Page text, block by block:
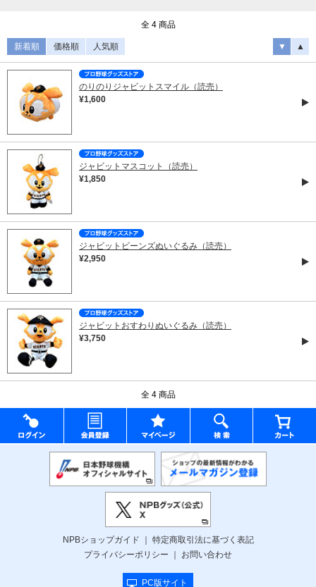
全 4 商品
新着順 価格順 人気順 ▼ ▲
のりのりジャビットスマイル（読売）
¥1,600
ジャビットマスコット（読売）
¥1,850
ジャビットビーンズぬいぐるみ（読売）
¥2,950
ジャビットおすわりぬいぐるみ（読売）
¥3,750
全 4 商品
NPBショップガイド
特定商取引法に基づく表記
プライバシーポリシー
お問い合わせ
PC版サイト